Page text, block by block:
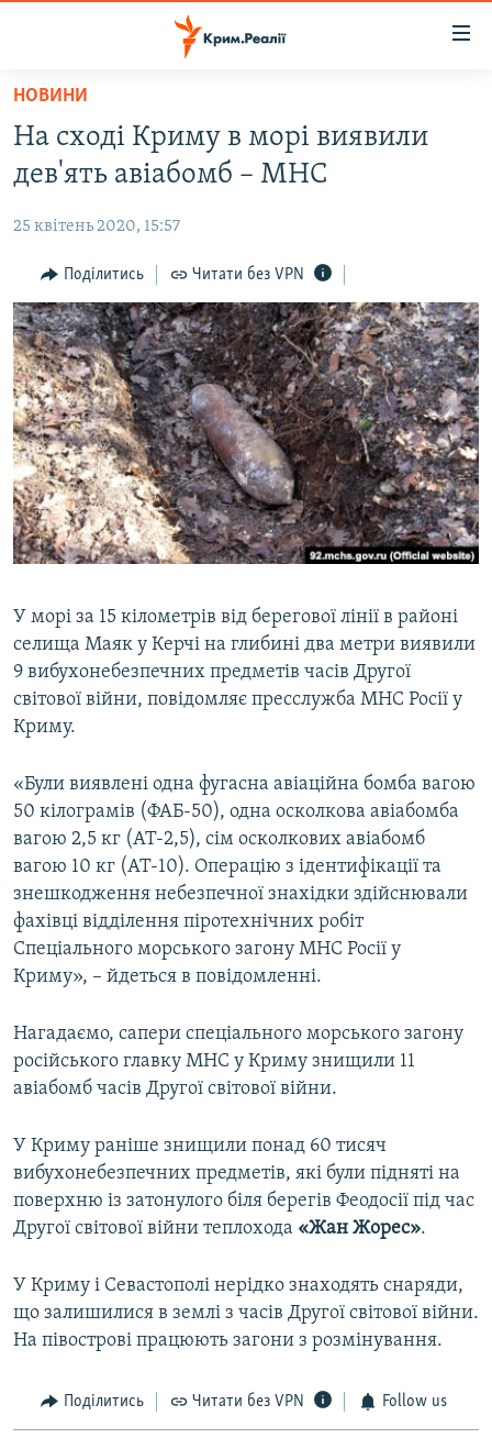
Перейти
основного
матеріалу
до
навігації
Перейти
до
пошуку
ВОДА.КРИМ
ПОЛІТИКА
БЛОГИ
ПОГЛЯД
ІНТЕРВ'Ю
ВСЕ ЗА ДЕНЬ
СПЕЦПРОЕКТИ
ДЕПОРТАЦІЯ
ВІДЕОУРОКИ «ELIFBE»
СВІДЧЕННЯ ОКУПАЦІЇ
ІНФОГРАФІКА
ЯК ОБІЙТИ БЛОКУВАННЯ
Русский
Qırımtatar
ДОЛУЧАЙСЯ!
Усі сайти RFE/RL
НОВИНИ
На сході Криму в морі виявили
дев'ять авіабомб – МНС
25 квітень 2020, 15:57
Поділитись Читати без VPN
У морі за 15 кілометрів від берегової лінії в районі
селища Маяк у Керчі на глибині два метри виявили
9 вибухонебезпечних предметів часів Другої
світової війни, повідомляє пресслужба МНС Росії у
Криму.
«Були виявлені одна фугасна авіаційна бомба вагою
50 кілограмів (ФАБ-50), одна осколкова авіабомба
вагою 2,5 кг (АТ-2,5), сім осколкових авіабомб
вагою 10 кг (АТ-10). Операцію з ідентифікації та
знешкодження небезпечної знахідки здійснювали
фахівці відділення піротехнічних робіт
Спеціального морського загону МНС Росії у
Криму», – йдеться в повідомленні.
Нагадаємо, сапери спеціального морського загону
російського главку МНС у Криму знищили 11
авіабомб часів Другої світової війни.
У Криму раніше знищили понад 60 тисяч
вибухонебезпечних предметів, які були підняті на
поверхню із затонулого біля берегів Феодосії під час
Другої світової війни теплохода «Жан Жорес».
У Криму і Севастополі нерідко знаходять снаряди,
що залишилися в землі з часів Другої світової війни.
На півострові працюють загони з розмінування.
Поділитись Читати без VPN Follow us